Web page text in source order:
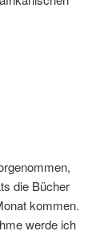
die Bücher
kommen.
werde ich